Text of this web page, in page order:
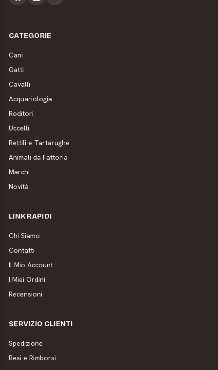
CATEGORIE
Cani
Gatti
Cavalli
Acquariologia
Roditori
Uccelli
Rettili e Tartarughe
Animali da Fattoria
Marchi
Novità
LINK RAPIDI
Chi Siamo
Contatti
Il Mio Account
I Miei Ordini
Recensioni
SERVIZIO CLIENTI
Spedizione
Resi e Rimborsi